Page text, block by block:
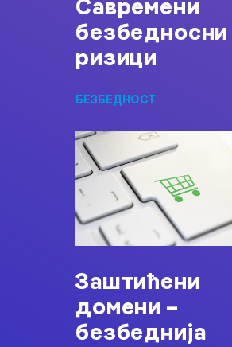
Савремени
безбедносни
ризици
БЕЗБЕДНОСТ
Заштићени
домени –
безбеднија